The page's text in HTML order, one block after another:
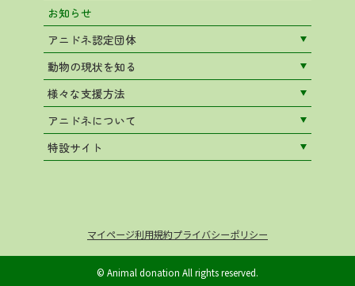
お知らせ
アニドネ認定団体
動物の現状を知る
様々な支援方法
アニドネについて
特設サイト
マイページ利用規約プライバシーポリシー
© Animal donation All rights reserved.